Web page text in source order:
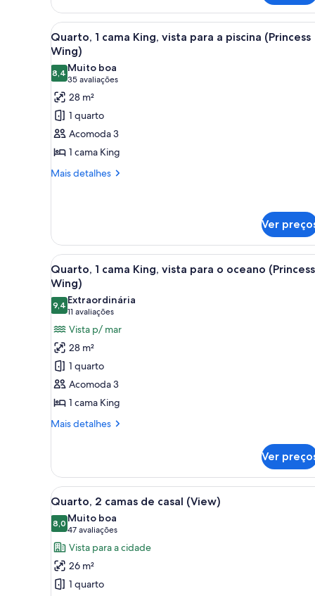
View)
camas
de
casal
(No
View)
Carrega
todas
as
fotos
de
Quarto,
cama
King,
vista
(Princess
Wing)
Quarto de hotel com uma
6
Quarto, 1 cama King, vista para a piscina (Princess
Wing)
8,48,4 de 10
Muito boa
35 avaliações
(35
avaliações)
28 m²
1 quarto
Acomoda 3
1 cama King
Mais detalhes
Mais
cama
King,
vista
para
a
piscina
(Princess
Wing)
Ver
Carrega
todas
as
fotos
de
Quarto,
cama
King,
vista
para
(Princess
Wing)
Quarto de hotel com uma
3
Quarto, 1 cama King, vista para o oceano (Princess
Wing)
9,49,4 de 10
Extraordinária
11 avaliações
(11
avaliações)
Vista p/ mar
28 m²
1 quarto
Acomoda 3
1 cama King
Mais detalhes
Mais
1
cama
King,
vista
para
oceano
(Princess
Wing)
Ver
Carrega
todas
as
fotos
de
Quarto,
2
Quarto de hotel com duas
7
Quarto, 2 camas de casal (View)
8,08,0 de 10
Muito boa
47 avaliações
(47
avaliações)
Vista para a cidade
26 m²
1 quarto